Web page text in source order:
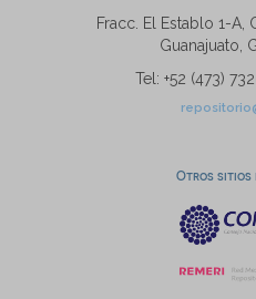
Fracc. El Establo 1-A,
Guanajuato,
Tel: +52 (473)
Otros sitios